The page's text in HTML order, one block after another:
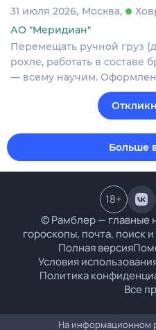
31 июля 2026 Москва
АО "Меридиан"
Перемещать ручной груз
рохле, работать в составе
— всему научим.
Больше
© Рамблер — главные
гороскопы, почта, поиск
Полная версия
Условия
Политика
Все
18+
На информационном